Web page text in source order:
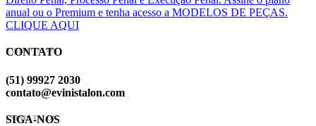
anual ou o Premium e tenha acesso a MODELOS DE PEÇAS.
CLIQUE AQUI
EVINIS TALON
CONTATO
(51) 99927 2030
contato@evinistalon.com
EVINIS TALON
SIGA-NOS